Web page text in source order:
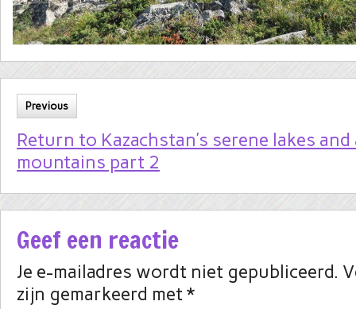
Previous
Return to Kazachstan’s serene lakes and
mountains part 2
Geef een reactie
Je e-mailadres wordt niet gepubliceerd.
zijn gemarkeerd met *